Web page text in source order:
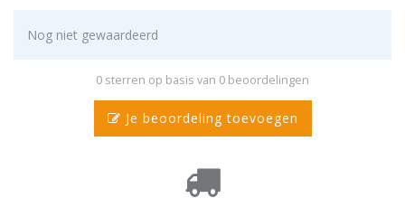
Nog niet gewaardeerd
0 sterren op basis van 0 beoordelingen
Je beoordeling toevoegen